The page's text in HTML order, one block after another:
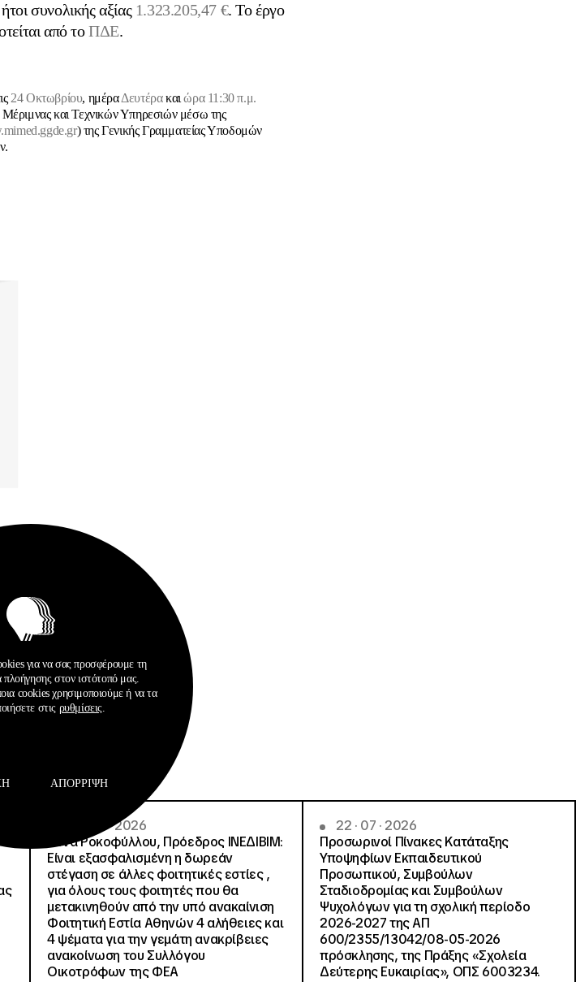
συνολικής αξίας 1.323.205,47 €. Το έργο
από τοΠΔΕ.
24 Οκτωβρίου, ημέραΔευτέρακαι ώρα 11:30 π.μ.
Μέριμνας και Τεχνικών Υπηρεσιών μέσω της
) της Γενικής Γραμματείας Υποδομών
Αρχεία
02 · 08 · 2026
Άννα Ροκοφύλλου, Πρόεδρος ΙΝΕΔΙΒΙΜ:
Είναι εξασφαλισμένη η δωρεάν
στέγαση σε άλλες φοιτητικές εστίες ,
για όλους τους φοιτητές που θα
μετακινηθούν από την υπό ανακαίνιση
Φοιτητική Εστία Αθηνών 4 αλήθειες και
4 ψέματα για την γεμάτη ανακρίβειες
ανακοίνωση του Συλλόγου
Οικοτρόφων της ΦΕΑ
22 · 07 · 2026
Προσωρινοί Πίνακες Κατάταξης
Υποψηφίων Εκπαιδευτικού
Προσωπικού, Συμβούλων
Σταδιοδρομίας και Συμβούλων
Ψυχολόγων για τη σχολική περίοδο
2026-2027 της ΑΠ
600/2355/13042/08-05-2026
πρόσκλησης, της Πράξης «Σχολεία
Δεύτερης Ευκαιρίας», ΟΠΣ 6003234.
για να σας προσφέρουμε τη
πλοήγησης στον ιστότοπό μας.
cookies χρησιμοποιούμε ή να τα
στις ρυθμίσεις
ΑΠΌΡΡΙΨΗ